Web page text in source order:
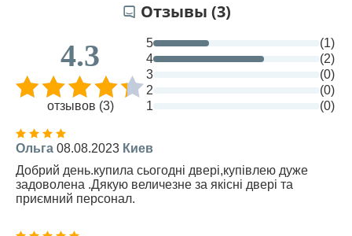
Отзывы (3)
4.3
отзывов (3)
5
(1)
4
(2)
3
(0)
2
(0)
1
(0)
Ольга 08.08.2023 Киев
Добрий день.купила сьогодні двері,купівлею дуже
задоволена .Дякую величезне за якісні двері та
приємний персонал.